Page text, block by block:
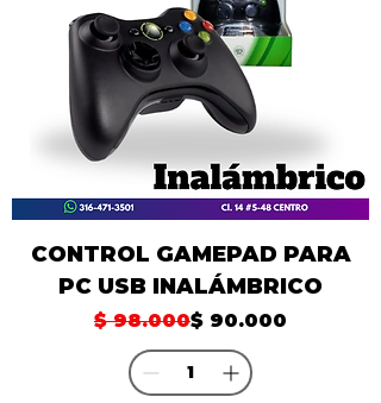
CONTROL GAMEPAD PARA
PC USB INALÁMBRICO
Precio
$ 98.000Precio de oferta
$ 90.000